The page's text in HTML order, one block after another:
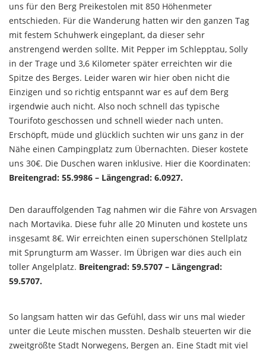
uns für den Berg Preikestolen mit 850 Höhenmeter
entschieden. Für die Wanderung hatten wir den ganzen Tag
mit festem Schuhwerk eingeplant, da dieser sehr
anstrengend werden sollte. Mit Pepper im Schlepptau, Solly
in der Trage und 3,6 Kilometer später erreichten wir die
Spitze des Berges. Leider waren wir hier oben nicht die
Einzigen und so richtig entspannt war es auf dem Berg
irgendwie auch nicht. Also noch schnell das typische
Tourifoto geschossen und schnell wieder nach unten.
Erschöpft, müde und glücklich suchten wir uns ganz in der
Nähe einen Campingplatz zum Übernachten. Dieser kostete
uns 30€. Die Duschen waren inklusive. Hier die Koordinaten:
Breitengrad: 55.9986 – Längengrad: 6.0927.
Den darauffolgenden Tag nahmen wir die Fähre von Arsvagen
nach Mortavika. Diese fuhr alle 20 Minuten und kostete uns
insgesamt 8€. Wir erreichten einen superschönen Stellplatz
mit Sprungturm am Wasser. Im Übrigen war dies auch ein
toller Angelplatz. Breitengrad: 59.5707 – Längengrad:
59.5707.
So langsam hatten wir das Gefühl, dass wir uns mal wieder
unter die Leute mischen mussten. Deshalb steuerten wir die
zweitgrößte Stadt Norwegens, Bergen an. Eine Stadt mit viel